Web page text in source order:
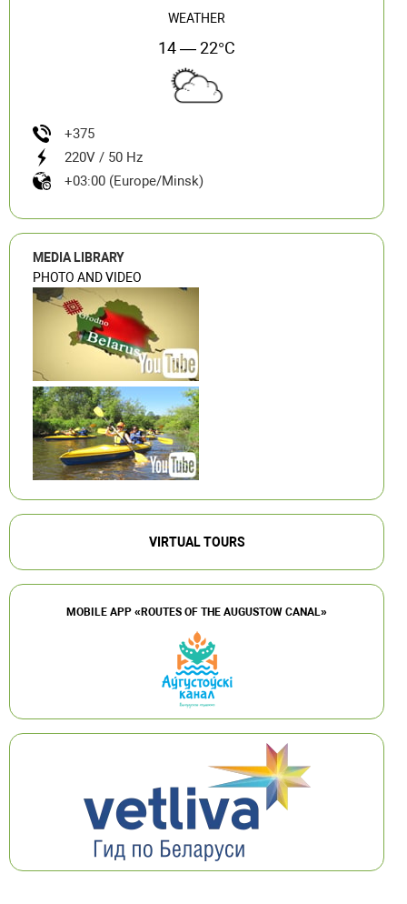
WEATHER
14 — 22°C
+375
220V / 50 Hz
+03:00 (Europe/Minsk)
MEDIA LIBRARY
PHOTO AND VIDEO
VIRTUAL TOURS
MOBILE APP «ROUTES OF THE AUGUSTOW CANAL»